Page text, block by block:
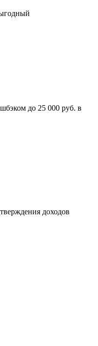
до 25 000 руб. в
доходов